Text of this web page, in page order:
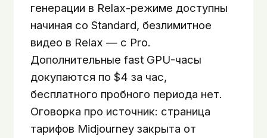
генерации в Relax-режиме доступны
начиная со Standard, безлимитное
видео в Relax — с Pro.
Дополнительные fast GPU-часы
докупаются по $4 за час,
бесплатного пробного периода нет.
Оговорка про источник: страница
тарифов Midjourney закрыта от